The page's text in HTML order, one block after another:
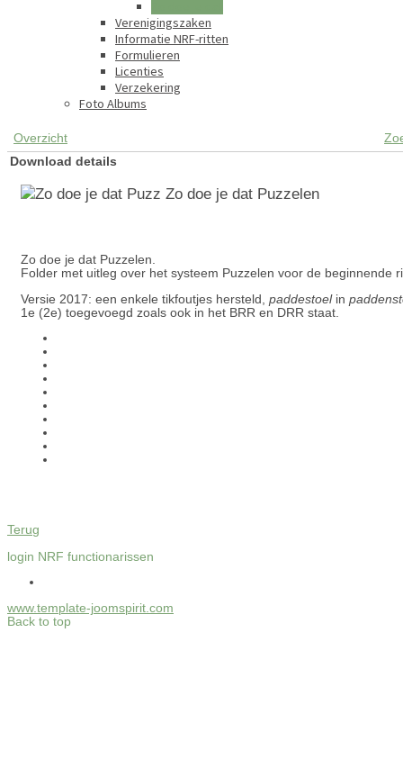
Verenigingszaken
Informatie NRF-ritten
Formulieren
Licenties
Verzekering
Foto Albums
Overzicht
Download details
Zo doe je dat Puzzelen
Zo doe je dat Puzzelen.
Folder met uitleg over het systeem Puzzelen voor de beginnende
Versie 2017: een enkele tikfoutjes hersteld, paddestoel in
1e (2e) toegevoegd zoals ook in het BRR en DRR staat.
Terug
login NRF functionarissen
www.template-joomspirit.com
Back to top